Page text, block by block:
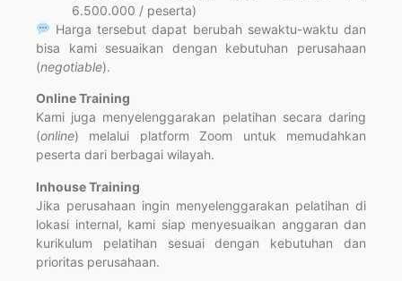
6.500.000 / peserta)
Harga tersebut dapat berubah sewaktu-waktu dan
bisa kami sesuaikan dengan kebutuhan perusahaan
(negotiable).
Online Training
Kami juga menyelenggarakan pelatihan secara daring
(online) melalui platform Zoom untuk memudahkan
peserta dari berbagai wilayah.
Inhouse Training
Jika perusahaan ingin menyelenggarakan pelatihan di
lokasi internal, kami siap menyesuaikan anggaran dan
kurikulum pelatihan sesuai dengan kebutuhan dan
prioritas perusahaan.